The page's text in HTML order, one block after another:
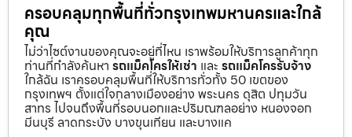
ครอบคลุมทุกพื้นที่ทั่วกรุงเทพมหานครและใกล้
คุณ
ไม่ว่าไซต์งานของคุณจะอยู่ที่ไหน เราพร้อมให้บริการลูกค้าทุก
ท่านที่กำลังค้นหา รถแม็คโครให้เช่า และ รถแม็คโครรับจ้าง
ใกล้ฉัน เราครอบคลุมพื้นที่ให้บริการทั่วทั้ง 50 เขตของ
กรุงเทพฯ ตั้งแต่ใจกลางเมืองอย่าง พระนคร ดุสิต ปทุมวัน
สาทร ไปจนถึงพื้นที่รอบนอกและปริมณฑลอย่าง หนองจอก
มีนบุรี ลาดกระบัง บางขุนเทียน และบางแค